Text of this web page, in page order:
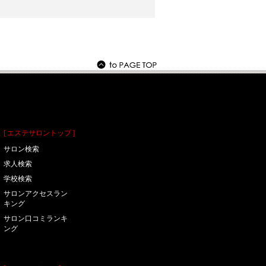
[ エステサロントップ ]
サロン検索
求人検索
学校検索
サロンアクセスラン
キング
サロン口コミランキ
ング